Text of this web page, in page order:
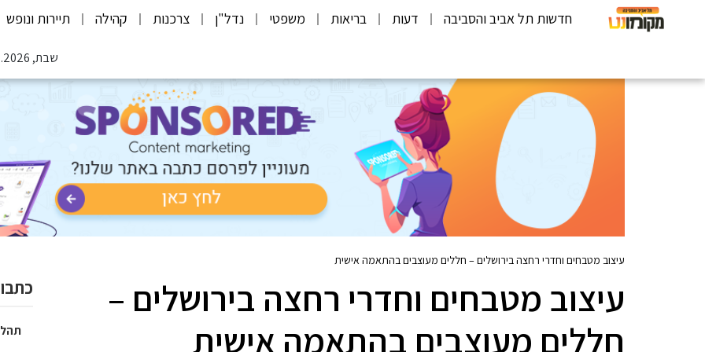
חדשות תל אביב והסביבה דעות בריאות משפטי נדל"ן צרכנות קהילה תיירות ונופש
שבת, 08.08.2026
עיצוב מטבחים וחדרי רחצה בירושלים – חללים מעוצבים בהתאמה אישית
עיצוב מטבחים וחדרי רחצה בירושלים –
חללים מעוצבים בהתאמה אישית